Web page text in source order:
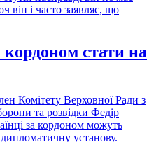
він і часто заявляє, що
стати на
Комітету Верховної Ради з
та розвідки Федір
за кордоном можуть
установу.